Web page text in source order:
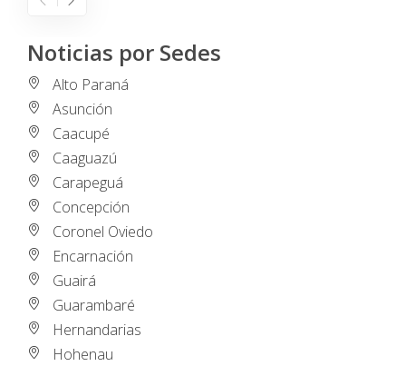
Noticias por Sedes
Alto Paraná
Asunción
Caacupé
Caaguazú
Carapeguá
Concepción
Coronel Oviedo
Encarnación
Guairá
Guarambaré
Hernandarias
Hohenau